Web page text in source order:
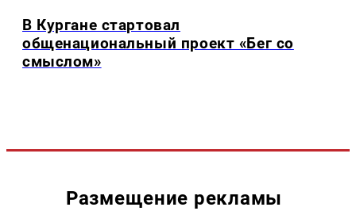
В Кургане стартовал
общенациональный проект «Бег со
смыслом»
Размещение рекламы